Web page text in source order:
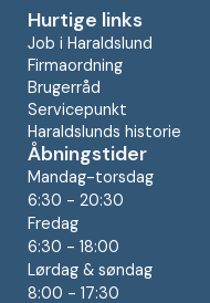
Hurtige links
Job i Haraldslund
Firmaordning
Brugerråd
Servicepunkt
Haraldslunds historie
Åbningstider
Mandag-torsdag
6:30 - 20:30
Fredag
6:30 - 18:00
Lørdag & søndag
8:00 - 17:30